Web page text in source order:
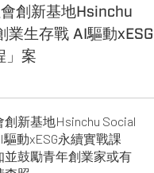
創新基地Hsinchu
生存戰 AI驅動xESG
」案
基地Hsinchu Social
動xESG永續實戰課
青年創業家或有